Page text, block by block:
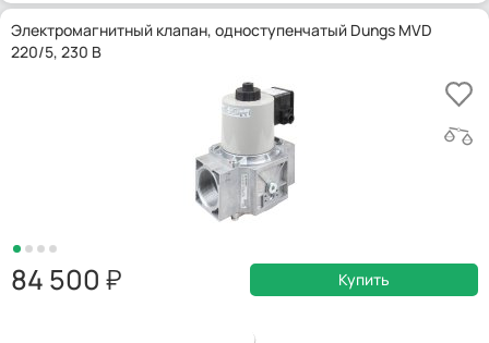
Электромагнитный клапан, одноступенчатый Dungs MVD
220/5, 230 В
84 500 Купить